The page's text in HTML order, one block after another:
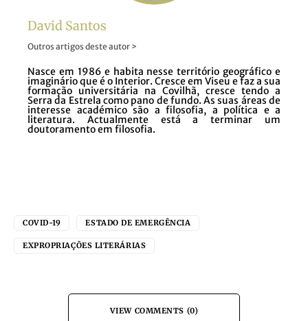
David Santos
Outros artigos deste autor >
Nasce em 1986 e habita nesse território geográfico e
imaginário que é o Interior. Cresce em Viseu e faz a sua
formação universitária na Covilhã, cresce tendo a
Serra da Estrela como pano de fundo. As suas áreas de
interesse académico são a filosofia, a política e a
literatura. Actualmente está a terminar um
doutoramento em filosofia.
COVID-19 ESTADO DE EMERGÊNCIA
EXPROPRIAÇÕES LITERÁRIAS
VIEW COMMENTS (0)